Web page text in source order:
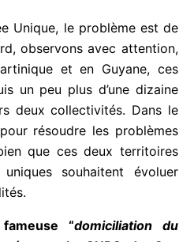
Unique, le problème est
observons avec
en Martinique et en
ont depuis un peu plus
rassemblé leurs deux
ça n’a pas suffit pour
et on sent bien
évoluer vers plus de